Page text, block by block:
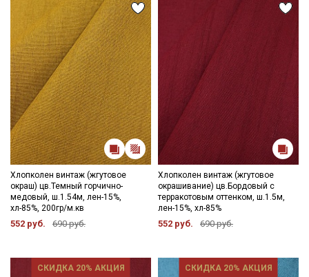
Хлопколен винтаж (жгутовое
окраш) цв.Темный горчично-
медовый, ш.1.54м, лен-15%,
хл-85%, 200гр/м.кв
552 руб. 690 руб.
Хлопколен винтаж (жгутовое
окрашивание) цв.Бордовый с
терракотовым оттенком, ш.1.5м,
лен-15%, хл-85%
552 руб. 690 руб.
СКИДКА 20% АКЦИЯ СКИДКА 20% АКЦИЯ
данных
Даю Согласие на получение рекламных и
информационных рассылок